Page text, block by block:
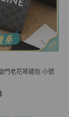
門老花琴譜包 小號